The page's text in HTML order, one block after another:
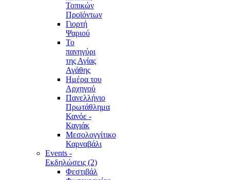
Τοπικών
Προϊόντων
Γιορτή
Ψαριού
Το
πανηγύρι
της Αγίας
Αγάθης
Ημέρα του
Αρχηγού
Πανελλήνιο
Πρωτάθλημα
Κανόε -
Καγιάκ
Μεσολογγίτικο
Καρναβάλι
Events -
Εκδηλώσεις (2)
Φεστιβάλ